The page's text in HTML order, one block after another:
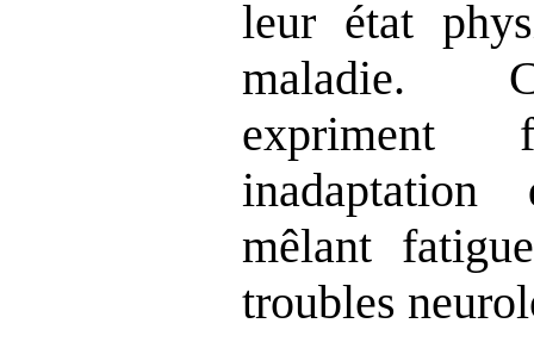
leur état
maladie.
expriment
mêlant
troubles